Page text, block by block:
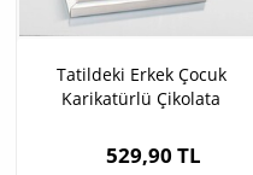
Tatildeki Erkek Çocuk
Karikatürlü Çikolata
529,90 TL